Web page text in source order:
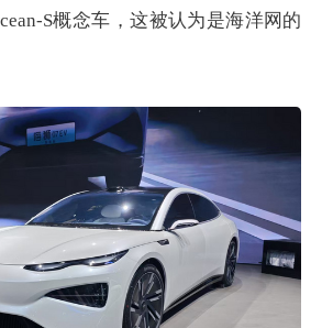
S概念车，这被认为是海洋网的